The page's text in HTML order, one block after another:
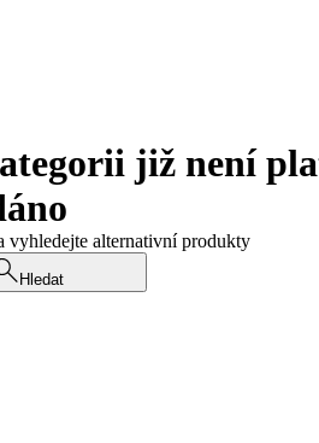
již není
vyhledejte alternativní produkty
Hledat